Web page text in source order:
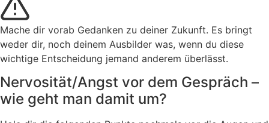
Mache dir vorab Gedanken zu deiner Zukunft. Es bringt
weder dir, noch deinem Ausbilder was, wenn du diese
wichtige Entscheidung jemand anderem überlässt.
Nervosität/Angst vor dem Gespräch –
wie geht man damit um?